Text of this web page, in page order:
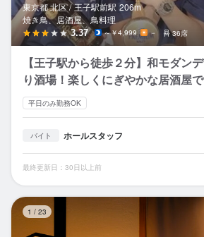
東京都 北区 / 王子駅前駅 206m
焼き鳥、居酒屋、鳥料理
3.37 ～￥4,999 － 36席
【王子駅から徒歩２分】和モダン
り酒場！楽しくにぎやかな居酒屋で
平日のみ勤務OK
バイト ホールスタッフ
最終更新日：30日以上前
1 / 23